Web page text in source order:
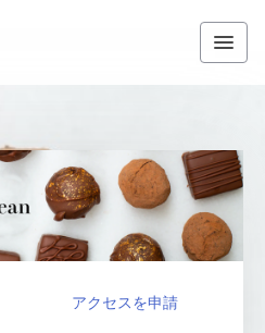
アクセスを申請